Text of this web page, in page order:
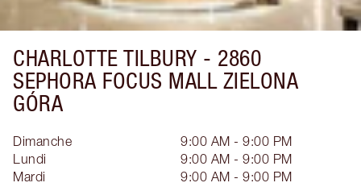
CHARLOTTE TILBURY - 2860
SEPHORA FOCUS MALL ZIELONA
GÓRA
Dimanche
9:00 AM - 9:00 PM
Lundi
9:00 AM - 9:00 PM
Mardi
9:00 AM - 9:00 PM